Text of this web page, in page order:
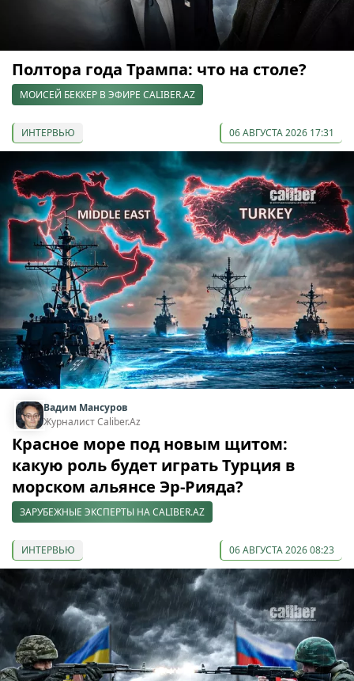
Полтора года Трампа: что на столе?
МОИСЕЙ БЕККЕР В ЭФИРЕ CALIBER.AZ
ИНТЕРВЬЮ 06 АВГУСТА 2026 17:31
Вадим Мансуров
Журналист Caliber.Az
Красное море под новым щитом:
какую роль будет играть Турция в
морском альянсе Эр-Рияда?
ЗАРУБЕЖНЫЕ ЭКСПЕРТЫ НА CALIBER.AZ
ИНТЕРВЬЮ 06 АВГУСТА 2026 08:23